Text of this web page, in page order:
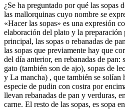
¿Se ha preguntado por qué las sopas
las mallorquinas cuyo nombre se
«Hacer las sopas» es una expresión
elaboración del plato y la
principal, las sopas o rebanadas de
las sopas que previamente hay que
del día anterior, en rebanadas de pan:
gato (también son de ajo), sopas de
y La mancha) , que también se solían
especie de pudin con costra por
llevan rebanadas de pan y verduras,
carne. El resto de las sopas, es sopa